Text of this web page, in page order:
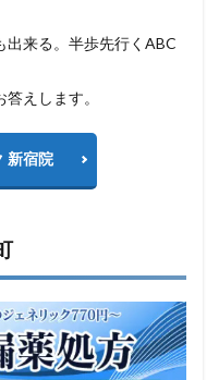
出来る。半歩先行くABC
えします。
新宿院